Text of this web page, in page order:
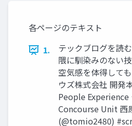
各ページのテキスト
1.
テックブログを読
隈に馴染みのない
空気感を体得して
ウズ株式会社 開発
People
Concourse Unit 西
(@tomio2480)